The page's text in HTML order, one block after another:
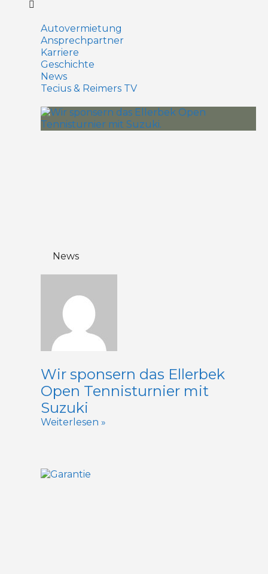
Autovermietung
Ansprechpartner
Karriere
Geschichte
News
Tecius & Reimers TV
News
Wir sponsern das Ellerbek
Open Tennisturnier mit
Suzuki
Weiterlesen »